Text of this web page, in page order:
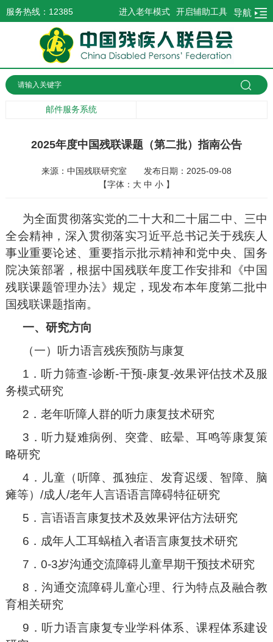
服务热线：12385 导航
开启辅助工具
进入老年模式
邮件服务系统
2025年度中国残联课题（第二批）指南公告
来源：中国残联研究室
发布日期：2025-09-08
【字体： 大 中 小 】
为全面贯彻落实党的二十大和二十届二中、三中
全会精神，深入贯彻落实习近平总书记关于残疾人
事业重要论述、重要指示批示精神和党中央、国务
院决策部署，根据中国残联年度工作安排和《中国
残联课题管理办法》规定，现发布本年度第二批中
国残联课题指南。
一、研究方向
（一）听力语言残疾预防与康复
1．听力筛查-诊断-干预-康复-效果评估技术及服
务模式研究
2．老年听障人群的听力康复技术研究
3．听力疑难病例、突聋、眩晕、耳鸣等康复策
略研究
4．儿童（听障、孤独症、发育迟缓、智障、脑
瘫等）/成人/老年人言语语言障碍特征研究
5．言语语言康复技术及效果评估方法研究
6．成年人工耳蜗植入者语言康复技术研究
7．0-3岁沟通交流障碍儿童早期干预技术研究
8．沟通交流障碍儿童心理、行为特点及融合教
育相关研究
9．听力语言康复专业学科体系、课程体系建设